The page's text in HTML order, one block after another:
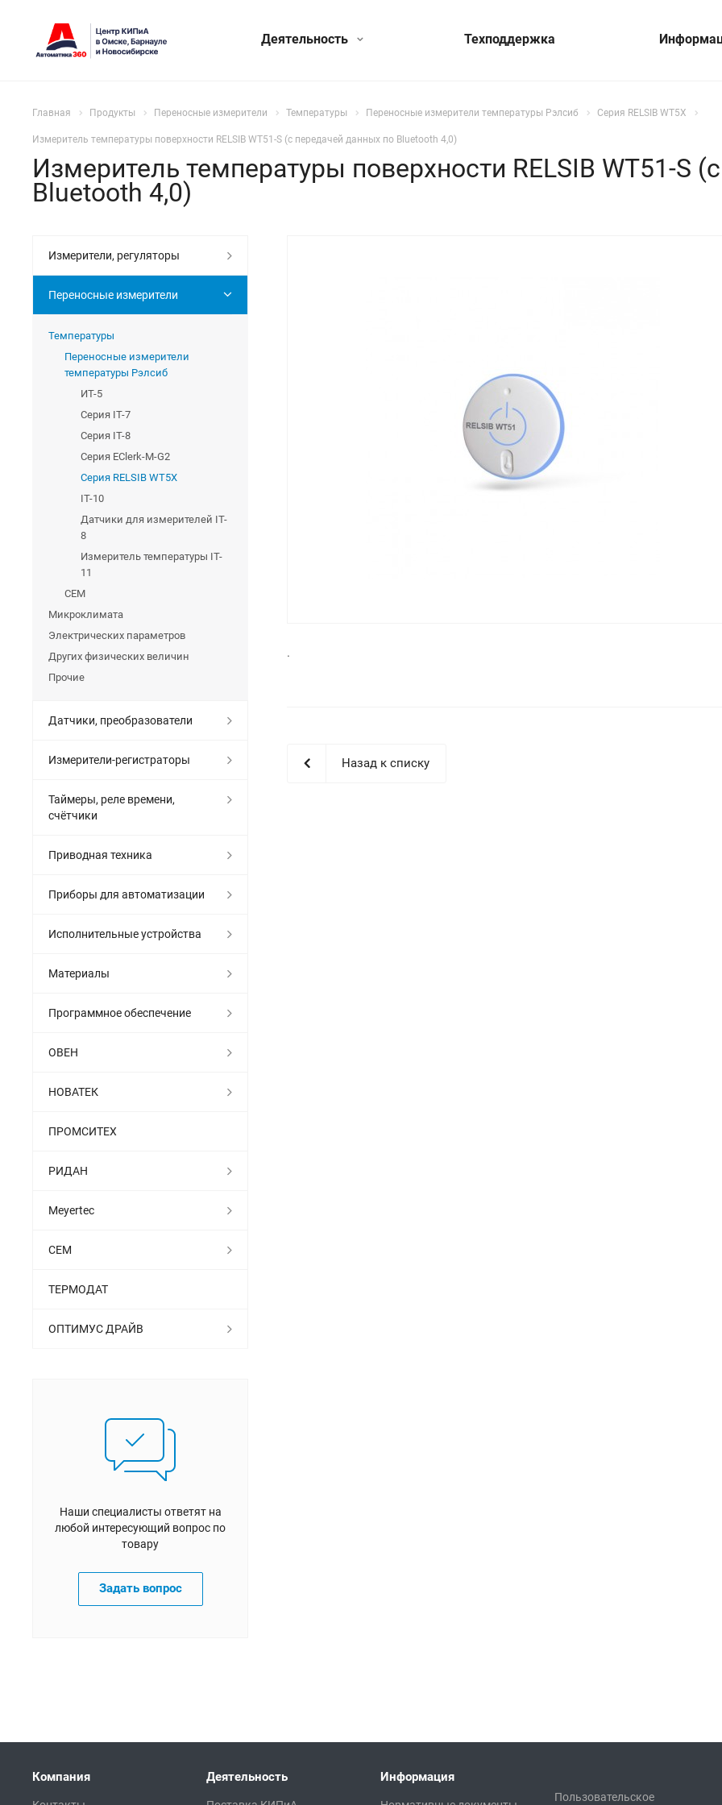
Деятельность Техподдержка
Главная Продукты Переносные измерители Температуры Переносные измерители температуры Рэлсиб Серия RELSIB WT5X
Измеритель температуры поверхности RELSIB WT51-S (с передачей данных по Bluetooth 4,0)
Измеритель температуры поверхности RELSIB WT51-S
Bluetooth 4,0)
.
Назад к списку
Измерители, регуляторы
Переносные измерители
Температуры
Переносные измерители
температуры Рэлсиб
ИТ-5
Серия IT-7
Серия IT-8
Серия EClerk-M-G2
Серия RELSIB WT5X
IT-10
Датчики для измерителей IT-
8
Измеритель температуры IT-
11
CEM
Микроклимата
Электрических параметров
Других физических величин
Прочие
Датчики, преобразователи
Измерители-регистраторы
Таймеры, реле времени,
счётчики
Приводная техника
Приборы для автоматизации
Исполнительные устройства
Материалы
Программное обеспечение
ОВЕН
НОВАТЕК
ПРОМСИТЕХ
РИДАН
Meyertec
СЕМ
ТЕРМОДАТ
ОПТИМУС ДРАЙВ
Наши специалисты ответят на
любой интересующий вопрос по
товару
Задать вопрос
Компания Деятельность Информация
Пользовательское